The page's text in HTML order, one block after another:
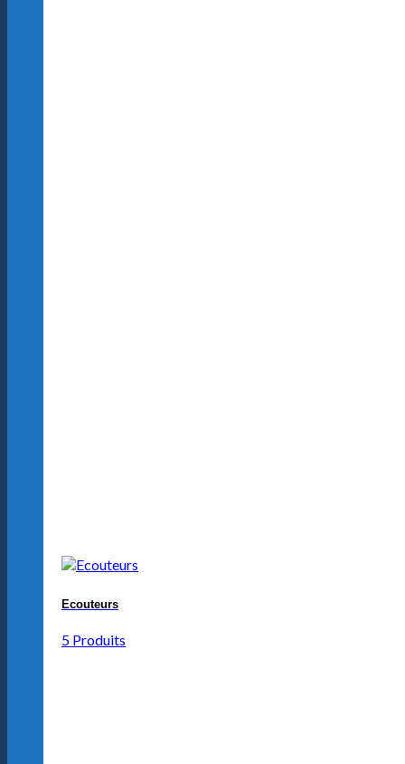
Ecouteurs
5 Produits